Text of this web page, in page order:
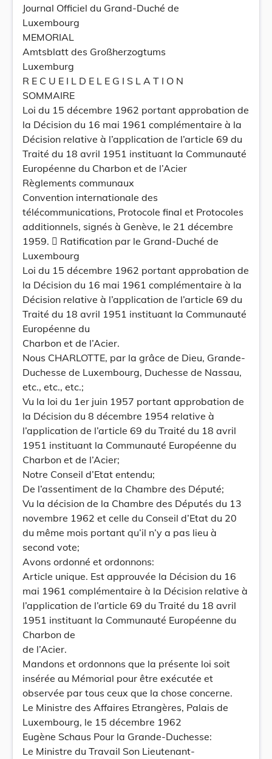
Journal Officiel du Grand-Duché de
Luxembourg
MEMORIAL
Amtsblatt des Großherzogtums
Luxemburg
R E C U E I L D E L E G I S L A T I O N
SOMMAIRE
Loi du 15 décembre 1962 portant approbation de
la Décision du 16 mai 1961 complémentaire à la
Décision relative à l’application de l’article 69 du
Traité du 18 avril 1951 instituant la Communauté
Européenne du Charbon et de l’Acier
Règlements communaux
Convention internationale des
télécommunications, Protocole final et Protocoles
additionnels, signés à Genève, le 21 décembre
1959.  Ratification par le Grand-Duché de
Luxembourg
Loi du 15 décembre 1962 portant approbation de
la Décision du 16 mai 1961 complémentaire à la
Décision relative à l’application de l’article 69 du
Traité du 18 avril 1951 instituant la Communauté
Européenne du
Charbon et de l’Acier.
Nous CHARLOTTE, par la grâce de Dieu, Grande-
Duchesse de Luxembourg, Duchesse de Nassau,
etc., etc., etc.;
Vu la loi du 1er juin 1957 portant approbation de
la Décision du 8 décembre 1954 relative à
l’application de l’article 69 du Traité du 18 avril
1951 instituant la Communauté Européenne du
Charbon et de l’Acier;
Notre Conseil d’Etat entendu;
De l’assentiment de la Chambre des Député;
Vu la décision de la Chambre des Députés du 13
novembre 1962 et celle du Conseil d’Etat du 20
du même mois portant qu’il n’y a pas lieu à
second vote;
Avons ordonné et ordonnons:
Article unique. Est approuvée la Décision du 16
mai 1961 complémentaire à la Décision relative à
l’application de l’article 69 du Traité du 18 avril
1951 instituant la Communauté Européenne du
Charbon de
de l’Acier.
Mandons et ordonnons que la présente loi soit
insérée au Mémorial pour être exécutée et
observée par tous ceux que la chose concerne.
Le Ministre des Affaires Etrangères, Palais de
Luxembourg, le 15 décembre 1962
Eugène Schaus Pour la Grande-Duchesse:
Le Ministre du Travail Son Lieutenant-